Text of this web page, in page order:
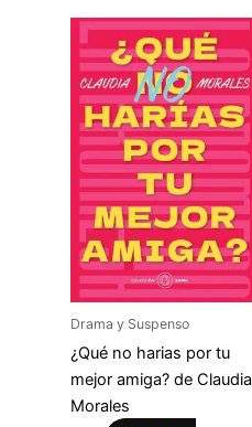
Drama y Suspenso
¿Qué no harias por tu
mejor amiga? de Claudia
Morales